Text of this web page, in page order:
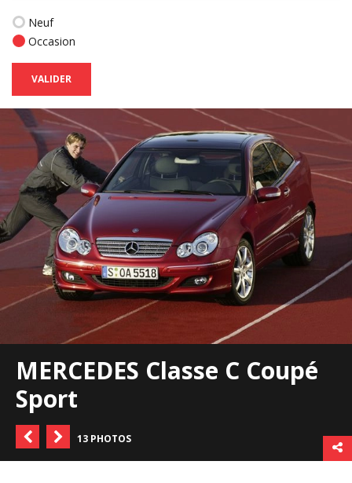
Neuf
Occasion
VALIDER
MERCEDES Classe C Coupé
Sport
13 PHOTOS